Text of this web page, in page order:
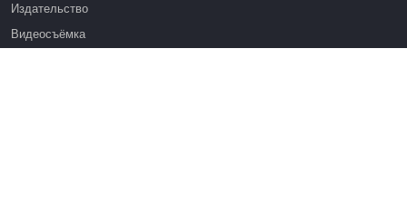
Издательство
Видеосъёмка